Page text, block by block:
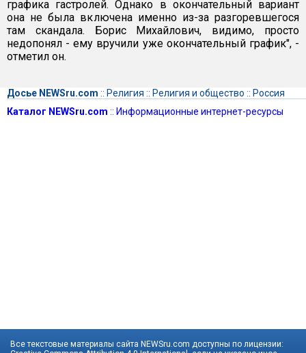
графика гастролей. Однако в окончательный вариант
она не была включена именно из-за разгоревшегося
там скандала. Борис Михайлович, видимо, просто
недопонял - ему вручили уже окончательный график", -
отметил он.
Досье NEWSru.com :: Религия :: Религия и общество :: Россия
Каталог NEWSru.com :: Информационные интернет-ресурсы
Все текстовые материалы сайта NEWSru.com доступны по лицензии: